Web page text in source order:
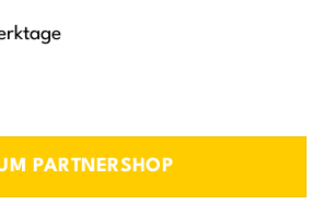
PARTNERSHOP